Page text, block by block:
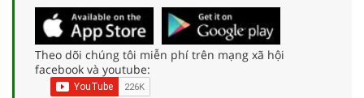
Theo dõi chúng tôi miễn phí trên mạng xã hội
facebook và youtube: